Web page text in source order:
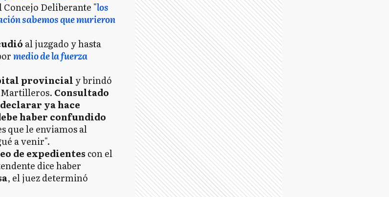
Deliberante "los
sabemos que murieron
al juzgado y hasta
medio de la fuerza
provincial y brindó
Martilleros. Consultado
ya hace
haber confundido
que le enviamos al
a venir".
de expedientes con el
dice haber
, el juez determinó